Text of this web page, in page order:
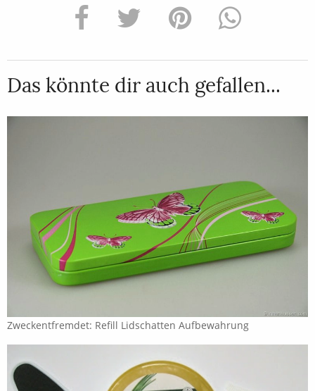
Das könnte dir auch gefallen...
Zweckentfremdet: Refill Lidschatten Aufbewahrung